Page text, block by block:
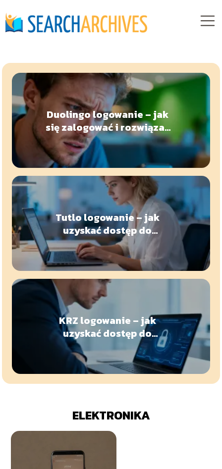
Duolingo logowanie – jak
się zalogować i rozwiązać
problemy?
Tutlo logowanie – jak
uzyskać dostęp do
platformy?
KRZ logowanie – jak
uzyskać dostęp do
systemu?
ELEKTRONIKA